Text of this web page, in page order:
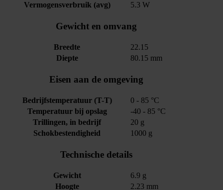
Vermogensverbruik (avg)
5.3 W
Gewicht en omvang
Breedte
22.15
Diepte
80.15 mm
Eisen aan de omgeving
Bedrijfstemperatuur (T-T)
0 - 85 °C
Temperatuur bij opslag
-40 - 85 °C
Trillingen, in bedrijf
20 g
Schokbestendigheid
1000 g
Technische details
Gewicht
6.9 g
Hoogte
2.23 mm